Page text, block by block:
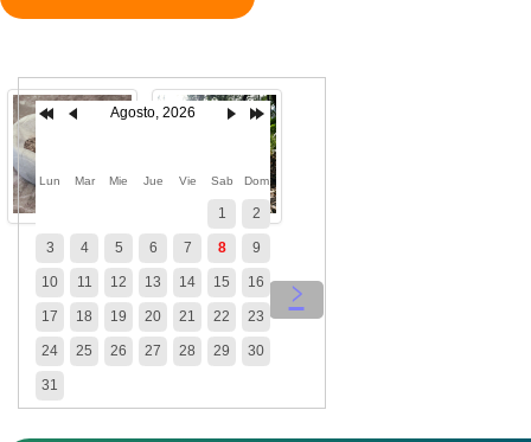
‹ ›
Agosto, 2026
Lun Mar Mie Jue Vie Sab Dom
1 2
3 4 5 6 7 8 9
10 11 12 13 14 15 16
17 18 19 20 21 22 23
24 25 26 27 28 29 30
31